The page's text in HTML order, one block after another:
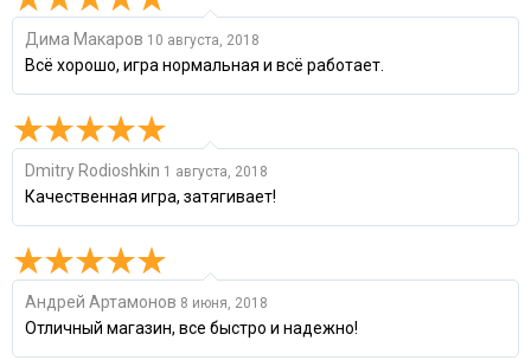
Дима Макаров 10 августа, 2018
Всё хорошо, игра нормальная и всё работает.
Dmitry Rodioshkin 1 августа, 2018
Качественная игра, затягивает!
Андрей Артамонов 8 июня, 2018
Отличный магазин, все быстро и надежно!